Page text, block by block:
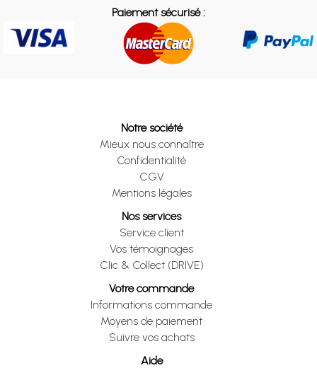
Paiement sécurisé :
Notre société
Mieux nous connaître
Confidentialité
CGV
Mentions légales
Nos services
Service client
Vos témoignages
Clic & Collect (DRIVE)
Votre commande
Informations commande
Moyens de paiement
Suivre vos achats
Aide